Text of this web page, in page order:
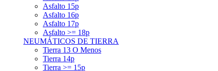
Asfalto 16p
Asfalto 17p
Asfalto >= 18p
NEUMÁTICOS DE TIERRA
Tierra 13 O Menos
Tierra 14p
Tierra >= 15p
Offroad Y 4x4